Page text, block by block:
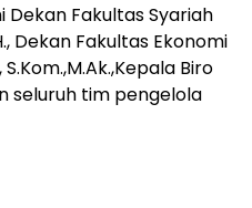
Fakultas Syariah
Dekan Fakultas Ekonomi
Biro
seluruh tim pengelola